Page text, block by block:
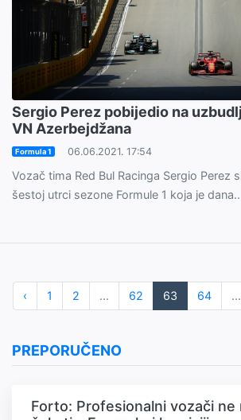
Sergio Perez pobijedio na
VN Azerbejdžana
Formula 1 06.06.2021. 17:54
Vozač tima Red Bul Racinga Sergio Perez
šestoj utrci sezone Formule 1 koja je
‹ 1 2 ... 62 63 64 ...
PREPORUČENO
Forto: Profesionalni vozači ne